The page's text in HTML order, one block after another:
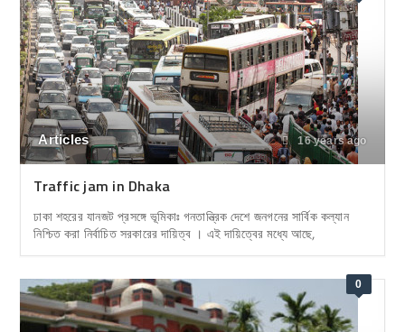
Articles 16 years ago
Traffic jam in Dhaka
ঢাকা শহরের যানজট প্রসঙ্গে ভূমিকাঃ গনতান্ত্রিক দেশে জনগনের সার্বিক কল্যান
নিশ্চিত করা নির্বাচিত সরকারের দায়িত্ব । এই দায়িত্বের মধ্যে আছে,
0